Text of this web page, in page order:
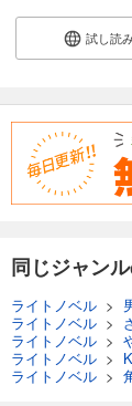
試し読
同じジャン
ライトノベル >
ライトノベル >
ライトノベル >
ライトノベル >
ライトノベル >